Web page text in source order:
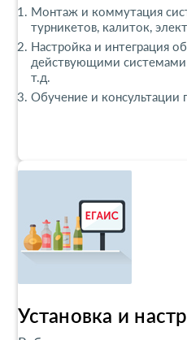
Монтаж и коммутация
турникетов, калиток,
Настройка и интеграция
действующими системами
т.д.
Обучение и консультации
Установка и